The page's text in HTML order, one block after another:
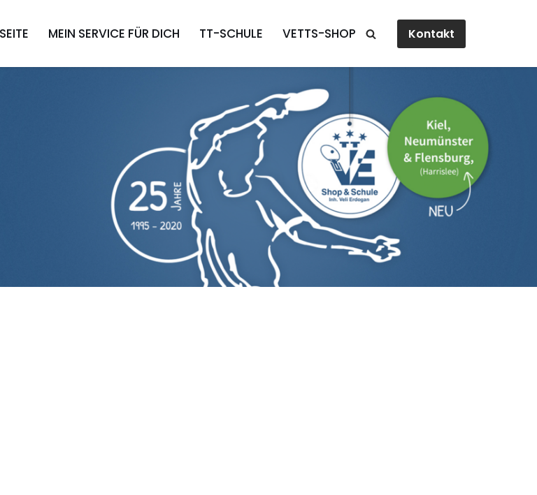
MEIN SERVICE FÜR DICH TT-SCHULE VETTS-SHOP Kontakt